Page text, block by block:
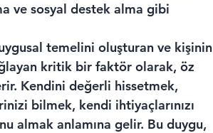
ve sosyal destek alma gibi
temelini oluşturan ve kişinin
kritik bir faktör olarak, öz
Kendini değerli hissetmek,
bilmek, kendi ihtiyaçlarınızı
almak anlamına gelir. Bu duygu,